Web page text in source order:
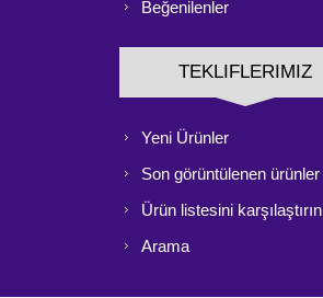
Beğenilenler
TEKLIFLERIMIZ
Yeni Ürünler
Son görüntülenen ürünler
Ürün listesini karşılaştırın
Arama